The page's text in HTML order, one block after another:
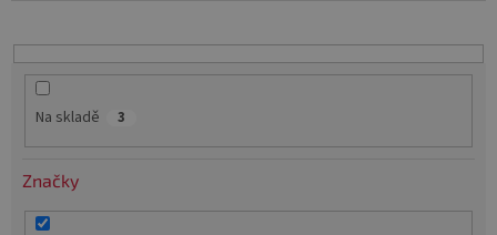
u
Na skladě 3
Značky